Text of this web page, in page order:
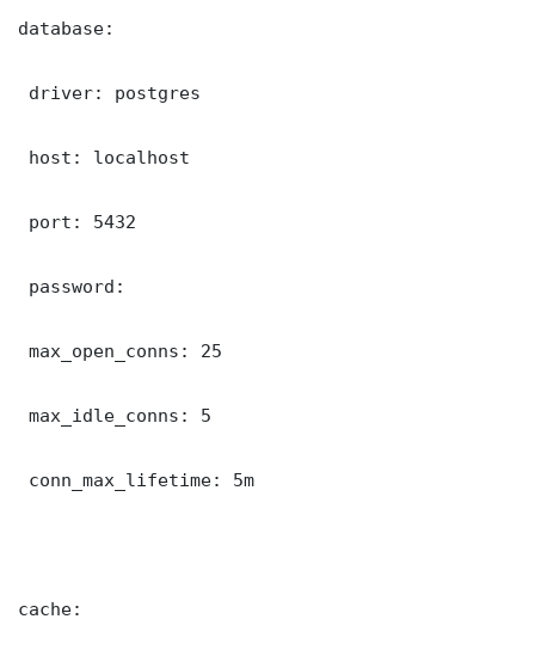
database:
driver: postgres
host: localhost
port: 5432
password:
max_open_conns: 25
max_idle_conns: 5
conn_max_lifetime: 5m
cache: